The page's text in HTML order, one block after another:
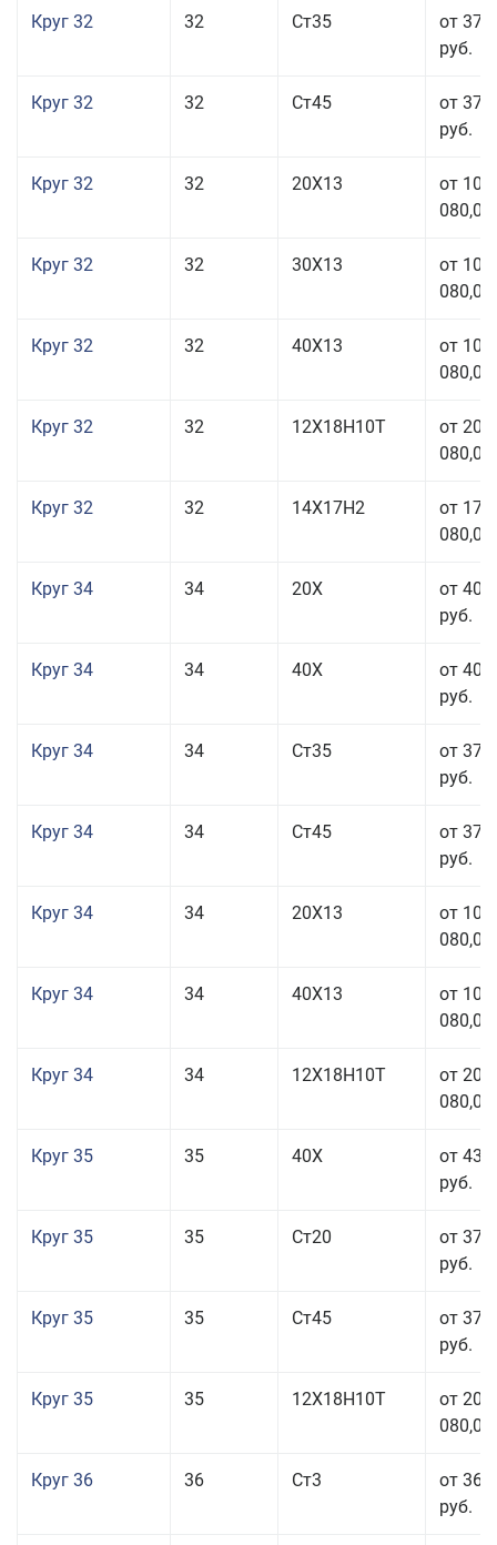
Круг 32 32 Ст35
от 37
руб.
Круг 32 32 Ст45
от 37
руб.
Круг 32 32 20Х13
от 101
080,00
Круг 32 32 30Х13
от 101
080,00
Круг 32 32 40Х13
от 101
080,00
Круг 32 32 12Х18Н10Т
от 208
080,00
Круг 32 32 14Х17Н2
от 177
080,00
Круг 34 34 20Х
от 40
руб.
Круг 34 34 40Х
от 40
руб.
Круг 34 34 Ст35
от 37
руб.
Круг 34 34 Ст45
от 37
руб.
Круг 34 34 20Х13
от 101
080,00
Круг 34 34 40Х13
от 101
080,00
Круг 34 34 12Х18Н10Т
от 208
080,00
Круг 35 35 40Х
от 43
руб.
Круг 35 35 Ст20
от 37
руб.
Круг 35 35 Ст45
от 37
руб.
Круг 35 35 12Х18Н10Т
от 208
080,00
Круг 36 36 Ст3
от 36
руб.